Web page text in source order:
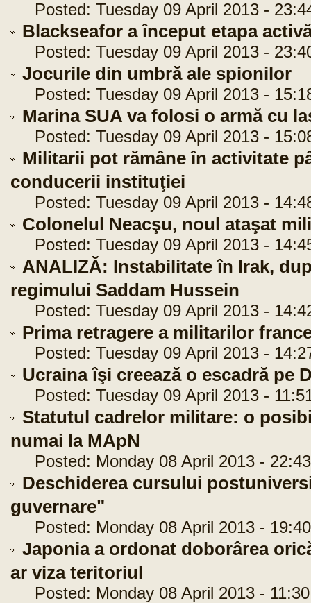
Posted: Tuesday 09 April 2013 -
Blackseafor a început etapa
Posted: Tuesday 09 April 2013 -
Jocurile din umbră ale spionilor
Posted: Tuesday 09 April 2013 -
Marina SUA va folosi o armă cu
Posted: Tuesday 09 April 2013 -
Militarii pot rămâne în activitate
conducerii instituţiei
Posted: Tuesday 09 April 2013 -
Colonelul Neacşu, noul ataşat
Posted: Tuesday 09 April 2013 -
ANALIZĂ: Instabilitate în Irak,
regimului Saddam Hussein
Posted: Tuesday 09 April 2013 -
Prima retragere a militarilor
Posted: Tuesday 09 April 2013 -
Ucraina îşi creează o escadră pe
Posted: Tuesday 09 April 2013 -
Statutul cadrelor militare: o
numai la MApN
Posted: Monday 08 April 2013 -
Deschiderea cursului
guvernare"
Posted: Monday 08 April 2013 -
Japonia a ordonat doborârea
ar viza teritoriul
Posted: Monday 08 April 2013 -